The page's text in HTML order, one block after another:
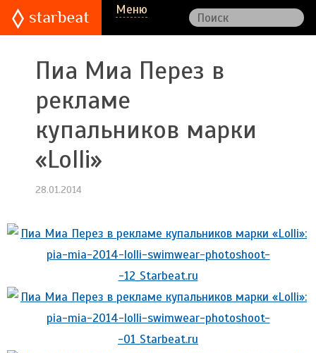
Меню
Пиа Миа Перез в
рекламе
купальников марки
«Lolli»
28.01.2014